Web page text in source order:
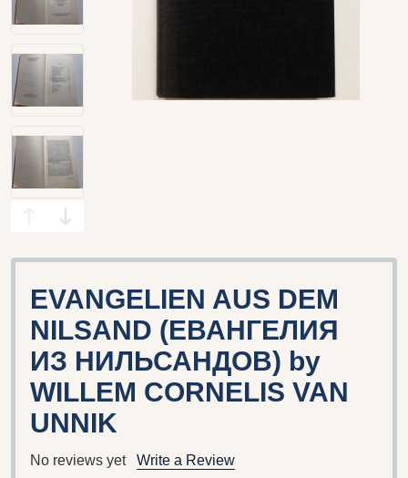
EVANGELIEN AUS DEM
NILSAND (ЕВАНГЕЛИЯ
ИЗ НИЛЬСАНДОВ) by
WILLEM CORNELIS VAN
UNNIK
No reviews yet Write a Review